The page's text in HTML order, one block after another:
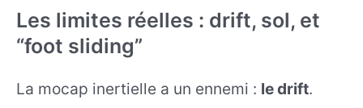
Les limites réelles : drift, sol, et
“foot sliding”
La mocap inertielle a un ennemi : le drift.